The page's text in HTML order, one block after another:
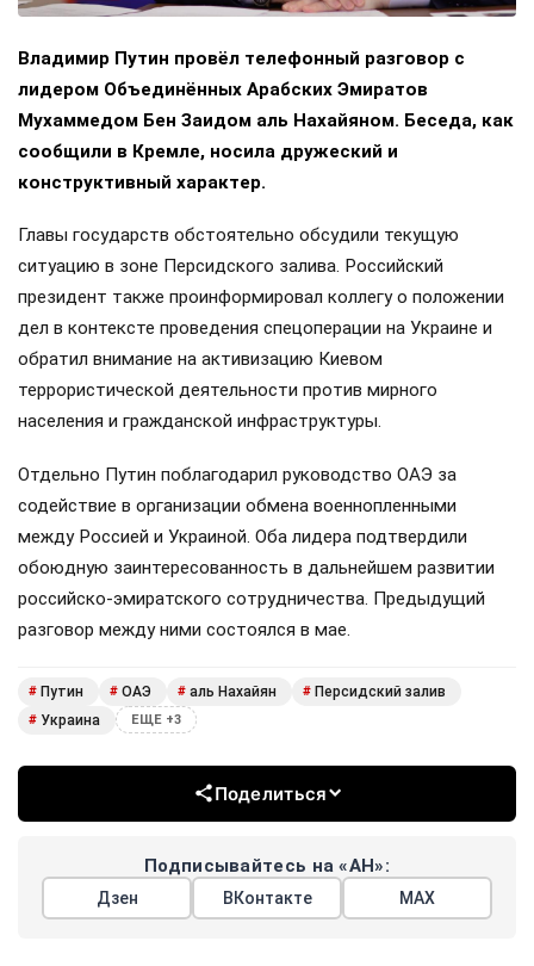
Владимир Путин провёл телефонный разговор с
лидером Объединённых Арабских Эмиратов
Мухаммедом Бен Заидом аль Нахайяном. Беседа, как
сообщили в Кремле, носила дружеский и
конструктивный характер.
Главы государств обстоятельно обсудили текущую
ситуацию в зоне Персидского залива. Российский
президент также проинформировал коллегу о положении
дел в контексте проведения спецоперации на Украине и
обратил внимание на активизацию Киевом
террористической деятельности против мирного
населения и гражданской инфраструктуры.
Отдельно Путин поблагодарил руководство ОАЭ за
содействие в организации обмена военнопленными
между Россией и Украиной. Оба лидера подтвердили
обоюдную заинтересованность в дальнейшем развитии
российско-эмиратского сотрудничества. Предыдущий
разговор между ними состоялся в мае.
# Путин # ОАЭ # аль Нахайян # Персидский залив
# Украина ЕЩЕ +3
Поделиться
Подписывайтесь на «АН»:
Дзен ВКонтакте МАХ